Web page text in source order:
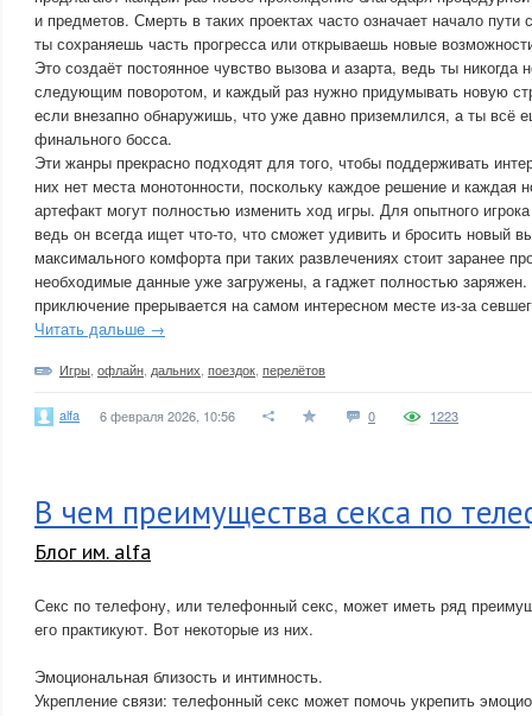
и предметов. Смерть в таких проектах часто означает начало пути
ты сохраняешь часть прогресса или открываешь новые
Это создаёт постоянное чувство вызова и азарта, ведь ты никогда
следующим поворотом, и каждый раз нужно придумывать новую
если внезапно обнаружишь, что уже давно приземлился, а ты всё
финального босса.
Эти жанры прекрасно подходят для того, чтобы поддерживать
них нет места монотонности, поскольку каждое решение и каждая
артефакт могут полностью изменить ход игры. Для опытного
ведь он всегда ищет что-то, что сможет удивить и бросить новый
максимального комфорта при таких развлечениях стоит заранее
необходимые данные уже загружены, а гаджет полностью
приключение прерывается на самом интересном месте из-за
Читать дальше →
Игры офлайн дальних поездок перелётов
alfa 6 февраля 2026, 10:56 0 1223
В чем преимущества секса по
Блог им. alfa
Секс по телефону, или телефонный секс, может иметь ряд
его практикуют. Вот некоторые из них.
Эмоциональная близость и интимность.
Укрепление связи: телефонный секс может помочь укрепить